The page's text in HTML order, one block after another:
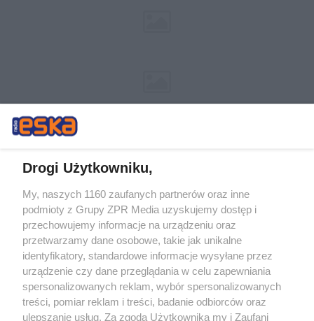
Żaden utwór zamieszczony w serwisie nie może być powielany i
rozpowszechniany lub dalej rozpowszechniany w jakikolwiek sposób (w
tym także elektroniczny lub mechaniczny) na jakimkolwiek polu
eksploatacji w jakiejkolwiek formie, włącznie z umieszczaniem w
Internecie bez pisemnej zgody właściciela praw. Jakiekolwiek użycie lub
wykorzystanie utworów w całości lub w części z naruszeniem prawa,
tzn. bez właściwej zgody, jest zabronione pod groźbą kary i może być
ścigane prawnie.
Drogi Użytkowniku,
My, naszych 1160 zaufanych partnerów oraz inne
podmioty z Grupy ZPR Media uzyskujemy dostęp i
przechowujemy informacje na urządzeniu oraz
przetwarzamy dane osobowe, takie jak unikalne
identyfikatory, standardowe informacje wysyłane przez
urządzenie czy dane przeglądania w celu zapewniania
spersonalizowanych reklam, wybór spersonalizowanych
treści, pomiar reklam i treści, badanie odbiorców oraz
ulepszanie usług. Za zgodą Użytkownika my i Zaufani